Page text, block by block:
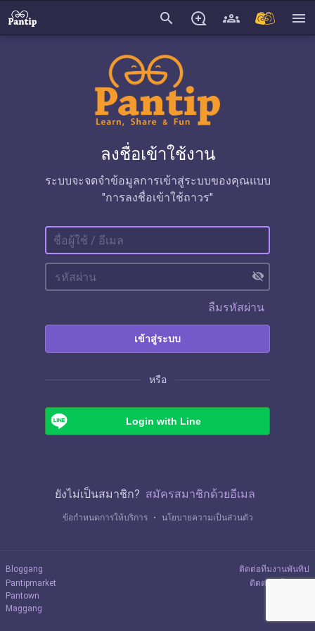
search menu
ลงชื่อเข้าใช้งาน
ระบบจะจดจำข้อมูลการเข้าสู่ระบบของคุณแบบ
"การลงชื่อเข้าใช้ถาวร"
visibility_off
ลืมรหัสผ่าน
เข้าสู่ระบบ
หรือ
Login with Line
ยังไม่เป็นสมาชิก? สมัครสมาชิกด้วยอีเมล
ข้อกำหนดการให้บริการ ・ นโยบายความเป็นส่วนตัว
Bloggang
Pantipmarket
Pantown
Maggang
ติดต่อทีมงานพันทิป
ติดต่อลงโฆษณา